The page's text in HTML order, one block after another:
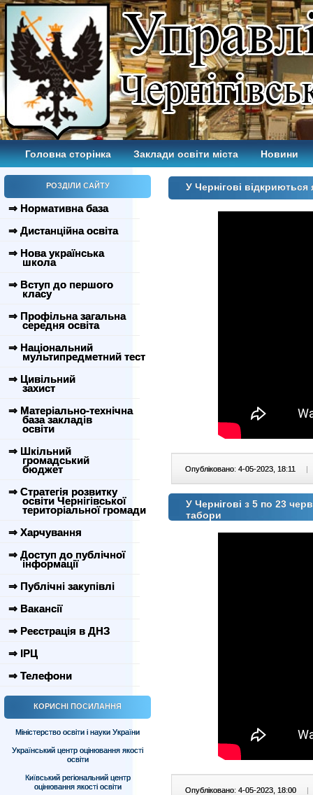
Головна сторінка Заклади освіти міста Новини
РОЗДІЛИ САЙТУ
⇒ Нормативна база
⇒ Дистанційна освіта
⇒ Нова українська
школа
⇒ Вступ до першого
класу
⇒ Профільна загальна
середня освіта
⇒ Національний
мультипредметний тест
⇒ Цивільний
захист
⇒ Матеріально-технічна
база закладів
освіти
⇒ Шкільний
громадський
бюджет
⇒ Стратегія розвитку
освіти Чернігівської
територіальної громади
⇒ Харчування
⇒ Доступ до публічної
інформації
⇒ Публічні закупівлі
⇒ Вакансії
⇒ Реєстрація в ДНЗ
⇒ ІРЦ
⇒ Телефони
КОРИСНІ ПОСИЛАННЯ
Міністерство освіти і науки України
Український центр оцінювання якості
освіти
Київський регіональний центр
оцінювання якості освіти
У Чернігові
Опубліковано: 4-05-2023, 18:11 |
У Чернігові з 5 по 23
табори
Опубліковано: 4-05-2023, 18:00 |